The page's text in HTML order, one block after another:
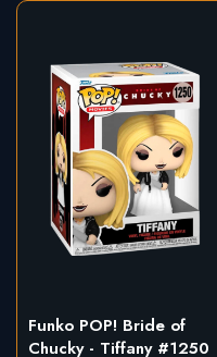
Funko POP! Bride of
Chucky - Tiffany #1250